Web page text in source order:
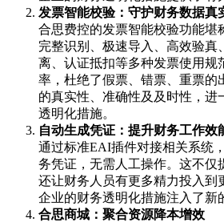
发票智能校验：守护财务数据真
合思费控的发票智能校验功能堪
完整识别、极速导入、高效验真
离、认证抵扣等多种发票使用规
率，杜绝了假票、错票、重票的
的真实性、准确性及及时性，进
透明化措施。
自动生成凭证：提升财务工作效
通过标准EAI插件对接相关系统
务凭证，无需人工操作。这不仅
还让财务人员有更多精力投入到
企业的财务透明化措施注入了新
合思商城：聚合资源降本增效